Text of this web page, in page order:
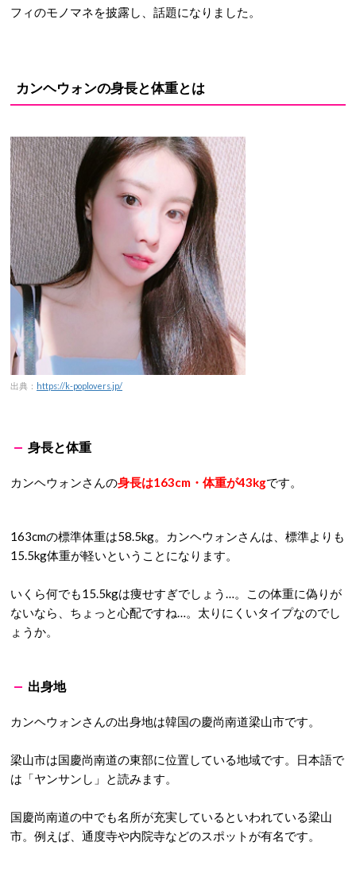
フィのモノマネを披露し、話題になりました。
カンヘウォンの身長と体重とは
出典： https://k-poplovers.jp/
身長と体重
カンヘウォンさんの身長は163cm・体重が43kgです。
163cmの標準体重は58.5kg。カンヘウォンさんは、標準よりも
15.5kg体重が軽いということになります。
いくら何でも15.5kgは痩せすぎでしょう…。この体重に偽りが
ないなら、ちょっと心配ですね…。太りにくいタイプなのでし
ょうか。
出身地
カンヘウォンさんの出身地は韓国の慶尚南道梁山市です。
梁山市は国慶尚南道の東部に位置している地域です。日本語で
は「ヤンサンし」と読みます。
国慶尚南道の中でも名所が充実しているといわれている梁山
市。例えば、通度寺や内院寺などのスポットが有名です。